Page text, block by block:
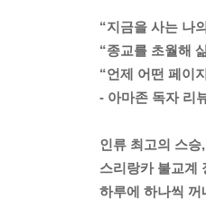
부처님께서는 “
우리는 논쟁이
제대로 이해해야
--- 「8월 12일, ‘
‘지금 고생하면
사실 행복해진다
‘지금’ 행복해지
“지금을 사는 나
“종교를 초월해
“언제 어떤 페이
- 아마존 독자 리
인류 최고의 스승
스리랑카 불교계
하루에 하나씩 꺼